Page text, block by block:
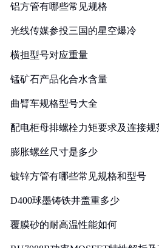
铝方管有哪些常见规格
光线传媒参投三国的星空爆冷
横担型号对应重量
锰矿石产品化合水含量
曲臂车规格型号大全
配电柜母排螺栓力矩要求及连接规
膨胀螺丝尺寸是多少
镀锌方管有哪些常见规格和型号
D400球墨铸铁井盖重多少
覆膜砂的耐高温性能如何